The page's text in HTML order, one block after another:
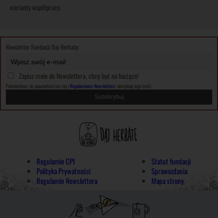
warianty współpracy.
Newsletter Fundacji Daj Herbatę:
Zapisz mnie do Newslettera, chcę być na bieżąco!
Potwierdzam, że zapoznałam/em się z Regulaminem Newslettera i akceptuję jego treść.
Regulamin CPI
Polityka Prywatności
Regulamin Newslettera
Statut fundacji
Sprawozdania
Mapa strony